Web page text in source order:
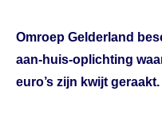
Omroep Gelderland
aan-huis-oplichting
euro’s zijn kwijt geraakt.